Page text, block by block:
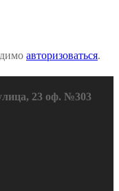
авторизоваться.
23 оф. №303